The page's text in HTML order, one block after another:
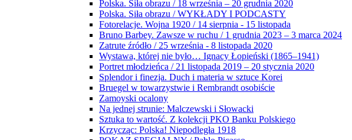
Polska. Siła obrazu / 18 września – 20 grudnia 2020
Polska. Siła obrazu / WYKŁADY I PODCASTY
Fotorelacje. Wojna 1920 / 14 sierpnia - 15 listopada
Bruno Barbey. Zawsze w ruchu / 1 grudnia 2023 – 3 marca 2024
Zatrute źródło / 25 września - 8 listopada 2020
Wystawa, której nie było… Ignacy Łopieński (1865–1941)
Portret młodzieńca / 21 listopada 2019 – 20 stycznia 2020
Splendor i finezja. Duch i materia w sztuce Korei
Bruegel w towarzystwie i Rembrandt osobiście
Zamoyski ocalony
Na jednej strunie: Malczewski i Słowacki
Sztuka to wartość. Z kolekcji PKO Banku Polskiego
Krzycząc: Polska! Niepodległa 1918